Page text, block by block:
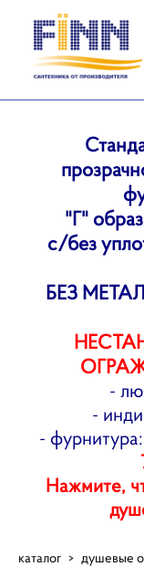
"Г"
с/без
БЕЗ
-
-
-
Нажмите,
каталог > душевые